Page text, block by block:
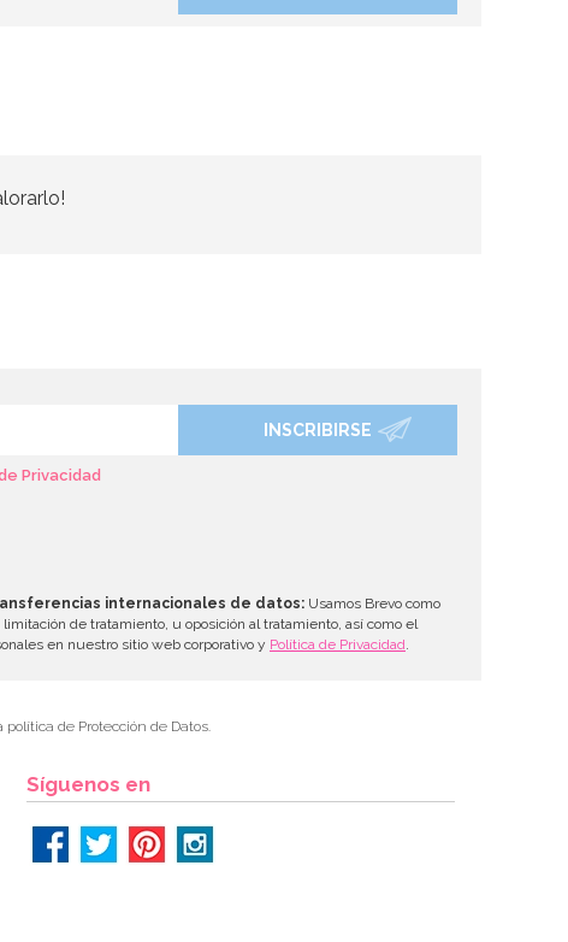
INSCRIBIRSE
Privacidad
internacionales de datos: Usamos Brevo como
de tratamiento, u oposición al tratamiento, así como el
en nuestro sitio web corporativo y Política de Privacidad
de Protección de Datos.
Síguenos en